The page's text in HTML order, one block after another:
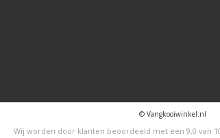
© Vangkooiwinkel.nl
Wij worden door klanten beoordeeld met een 9,0 van